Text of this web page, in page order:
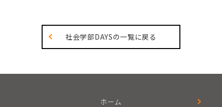
社会学部DAYSの一覧に戻る
ホーム